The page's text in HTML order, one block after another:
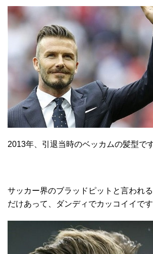
2013年、引退当時のベッカムの髪型です
サッカー界のブラッドピットと言われる
だけあって、ダンディでカッコイイです